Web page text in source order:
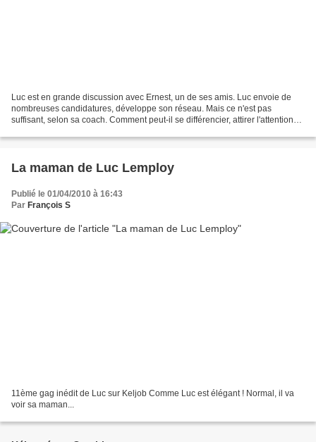
Luc est en grande discussion avec Ernest, un de ses amis. Luc envoie de
nombreuses candidatures, développe son réseau. Mais ce n'est pas
suffisant, selon sa coach. Comment peut-il se différencier, attirer l'attention
La maman de Luc Lemploy
Publié le 01/04/2010 à 16:43
Par François S
11ème gag inédit de Luc sur Keljob Comme Luc est élégant ! Normal, il va
voir sa maman...